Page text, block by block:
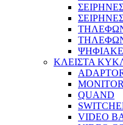
ΚΛΕΙΣΤΑ
QUAND
VIDEO